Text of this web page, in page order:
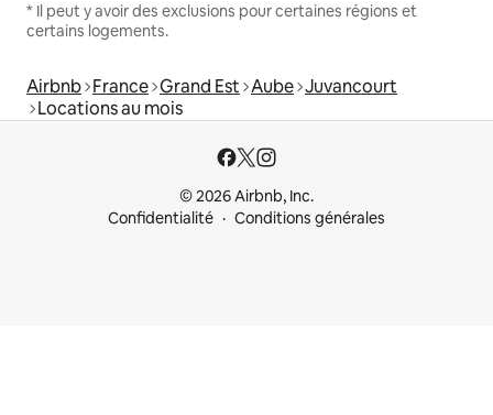
* Il peut y avoir des exclusions pour certaines régions et
certains logements.
Airbnb France Grand Est Aube Juvancourt
Locations au mois
© 2026 Airbnb, Inc.
Confidentialité
Conditions générales